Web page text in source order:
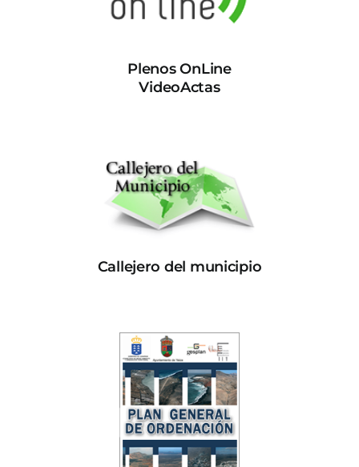
Plenos OnLine
VideoActas
Callejero del municipio